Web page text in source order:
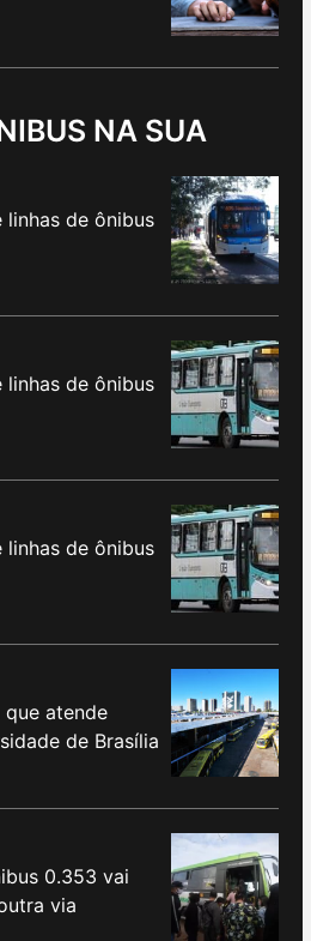
NA SUA
linhas de ônibus
linhas de ônibus
linhas de ônibus
que atende
de Brasília
0.353 vai
via